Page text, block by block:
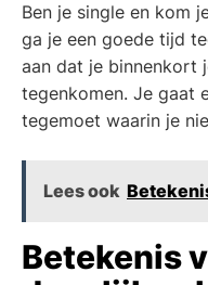
Ben je single en kom
ga je een goede tijd
aan dat je binnenkort
tegenkomen. Je gaat
tegemoet waarin je
Lees ook
Betekenis